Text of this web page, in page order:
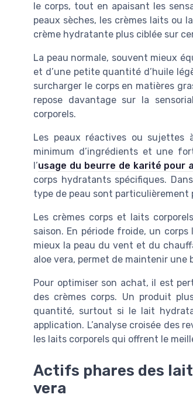
le corps, tout en apaisant les
peaux sèches, les crèmes laits ou
crème hydratante plus ciblée sur
La peau normale, souvent mieux
et d’une petite quantité d’huile
surcharger le corps en matières
repose davantage sur la
corporels.
Les peaux réactives ou sujettes
minimum d’ingrédients et une
l’usage du beurre de karité pour
corps hydratants spécifiques.
type de peau sont particulièrement
Les crèmes corps et laits
saison. En période froide, un
mieux la peau du vent et du
aloe vera, permet de maintenir
Pour optimiser son achat, il est
des crèmes corps. Un produit
quantité, surtout si le lait
application. L’analyse croisée des
les laits corporels qui offrent le
Actifs phares des
vera